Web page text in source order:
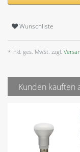
Wunschliste
* inkl. ges. MwSt. zzgl.
Kunden kauften